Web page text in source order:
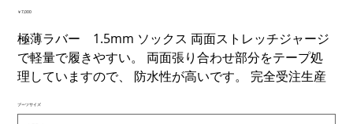
価
￥7,000
極薄ラバー 1.5mm ソックス 両面ストレッチジャージ
で軽量で履きやすい。 両面張り合わせ部分をテープ処
理していますので、 防水性が高いです。 完全受注生産
ブーツサイズ